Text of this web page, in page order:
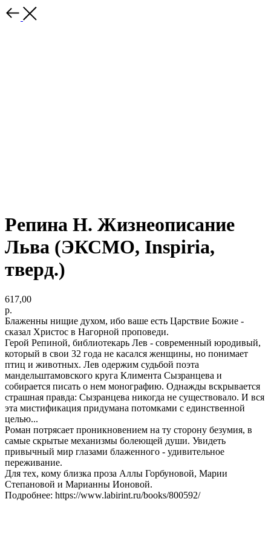
Репина Н. Жизнеописание
Льва (ЭКСМО, Inspiria,
тверд.)
617,00
р.
Блаженны нищие духом, ибо ваше есть Царствие Божие -
сказал Христос в Нагорной проповеди.
Герой Репиной, библиотекарь Лев - современный юродивый,
который в свои 32 года не касался женщины, но понимает
птиц и животных. Лев одержим судьбой поэта
мандельштамовского круга Климента Сызранцева и
собирается писать о нем монографию. Однажды вскрывается
страшная правда: Сызранцева никогда не существовало. И вся
эта мистификация придумана потомками с единственной
целью...
Роман потрясает проникновением на ту сторону безумия, в
самые скрытые механизмы болеющей души. Увидеть
привычный мир глазами блаженного - удивительное
переживание.
Для тех, кому близка проза Аллы Горбуновой, Марии
Степановой и Марианны Ионовой.
Подробнее: https://www.labirint.ru/books/800592/